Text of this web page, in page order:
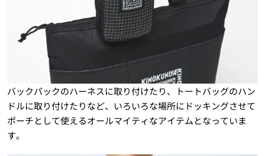
バックパックのハーネスに取り付けたり、トートバッグのハン
ドルに取り付けたりなど、いろいろな場所にドッキングさせて
ポーチとして使えるオールマイティなアイテムとなっていま
す。